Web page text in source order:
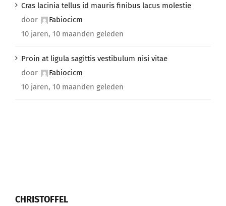
Cras lacinia tellus id mauris finibus lacus molestie
door
Fabiocicm
10 jaren, 10 maanden geleden
Proin at ligula sagittis vestibulum nisi vitae
door
Fabiocicm
10 jaren, 10 maanden geleden
CHRISTOFFEL